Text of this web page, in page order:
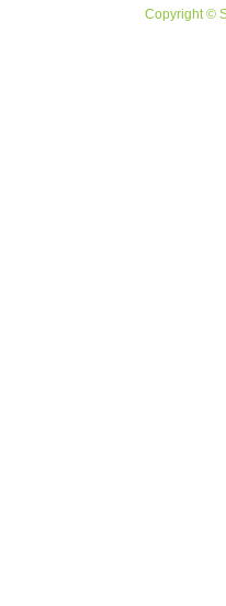
Copyright ©